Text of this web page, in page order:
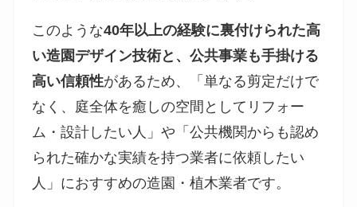
このような40年以上の経験に裏付けられた高
い造園デザイン技術と、公共事業も手掛ける
高い信頼性があるため、「単なる剪定だけで
なく、庭全体を癒しの空間としてリフォー
ム・設計したい人」や「公共機関からも認め
られた確かな実績を持つ業者に依頼したい
人」におすすめの造園・植木業者です。